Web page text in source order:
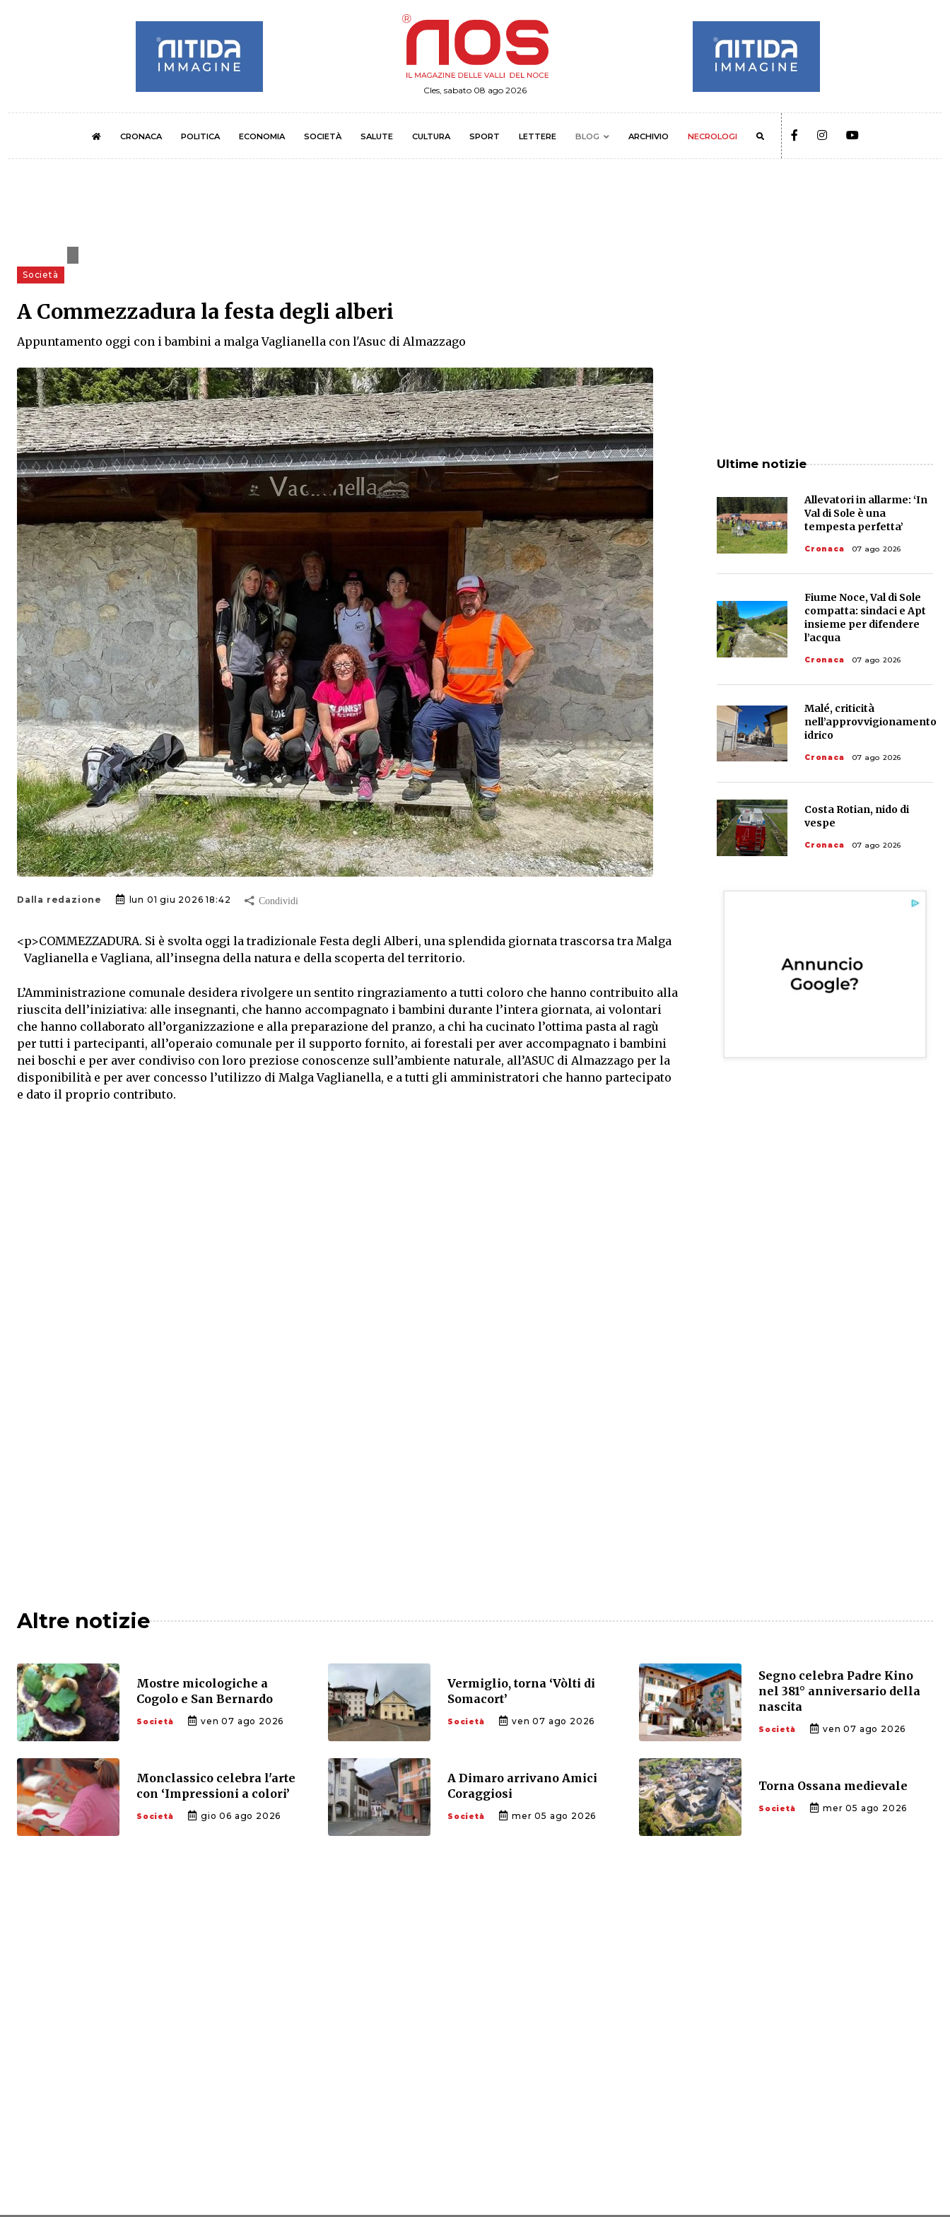
Cles, sabato 08 ago 2026
CRONACA POLITICA ECONOMIA SOCIETÀ SALUTE CULTURA SPORT LETTERE BLOG ARCHIVIO NECROLOGI
Società
A Commezzadura la festa degli alberi
Appuntamento oggi con i bambini a malga Vaglianella con l'Asuc di Almazzago
Dalla redazione lun 01 giu 2026 18:42
<p>COMMEZZADURA. Si è svolta oggi la tradizionale Festa degli Alberi, una splendida giornata trascorsa tra Malga
Vaglianella e Vagliana, all’insegna della natura e della scoperta del territorio.
L’Amministrazione comunale desidera rivolgere un sentito ringraziamento a tutti coloro che hanno contribuito alla
riuscita dell’iniziativa: alle insegnanti, che hanno accompagnato i bambini durante l’intera giornata, ai volontari
che hanno collaborato all’organizzazione e alla preparazione del pranzo, a chi ha cucinato l’ottima pasta al ragù
per tutti i partecipanti, all’operaio comunale per il supporto fornito, ai forestali per aver accompagnato i bambini
nei boschi e per aver condiviso con loro preziose conoscenze sull’ambiente naturale, all’ASUC di Almazzago per la
disponibilità e per aver concesso l’utilizzo di Malga Vaglianella, e a tutti gli amministratori che hanno partecipato
e dato il proprio contributo.
Ultime notizie
Allevatori in allarme: ‘In
Val di Sole è una
tempesta perfetta’
Cronaca 07 ago 2026
Fiume Noce, Val di Sole
compatta: sindaci e Apt
insieme per difendere
l’acqua
Cronaca 07 ago 2026
Malé, criticità
nell’approvvigionamento
idrico
Cronaca 07 ago 2026
Costa Rotian, nido di
vespe
Cronaca 07 ago 2026
Altre notizie
Mostre micologiche a
Cogolo e San Bernardo
Società ven 07 ago 2026
Vermiglio, torna ‘Vòlti di
Somacort’
Società ven 07 ago 2026
Segno celebra Padre Kino
nel 381° anniversario della
nascita
Società ven 07 ago 2026
Monclassico celebra l'arte
con ‘Impressioni a colori’
Società gio 06 ago 2026
A Dimaro arrivano Amici
Coraggiosi
Società mer 05 ago 2026
Torna Ossana medievale
Società mer 05 ago 2026